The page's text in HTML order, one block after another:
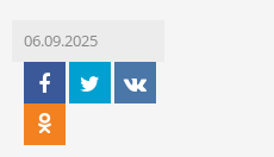
06.09.2025